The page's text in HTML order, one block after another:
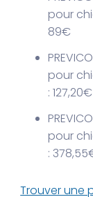
pour
89€
pour
: 127,20€
pour
:
Trouver une